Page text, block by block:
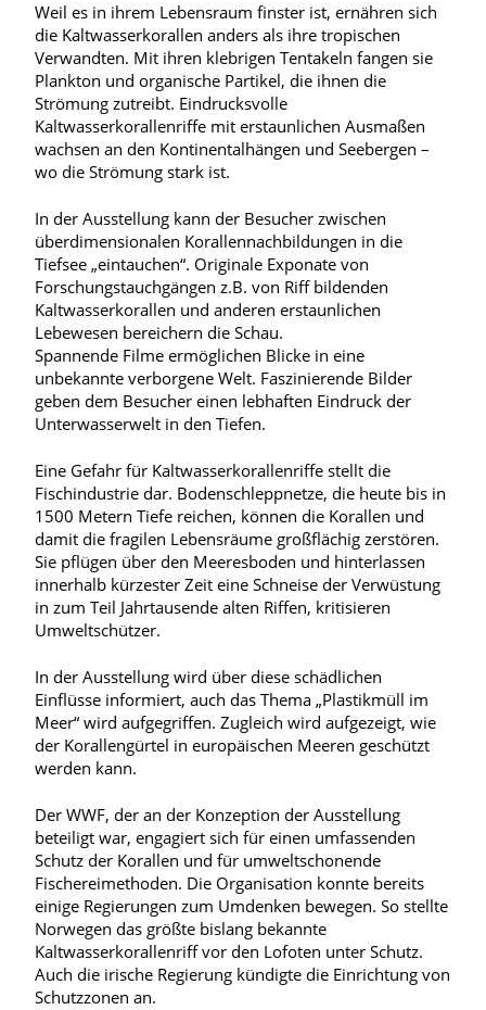
Weil es in ihrem Lebensraum finster ist, ernähren sich
die Kaltwasserkorallen anders als ihre tropischen
Verwandten. Mit ihren klebrigen Tentakeln fangen sie
Plankton und organische Partikel, die ihnen die
Strömung zutreibt. Eindrucksvolle
Kaltwasserkorallenriffe mit erstaunlichen Ausmaßen
wachsen an den Kontinentalhängen und Seebergen –
wo die Strömung stark ist.
In der Ausstellung kann der Besucher zwischen
überdimensionalen Korallennachbildungen in die
Tiefsee „eintauchen“. Originale Exponate von
Forschungstauchgängen z.B. von Riff bildenden
Kaltwasserkorallen und anderen erstaunlichen
Lebewesen bereichern die Schau.
Spannende Filme ermöglichen Blicke in eine
unbekannte verborgene Welt. Faszinierende Bilder
geben dem Besucher einen lebhaften Eindruck der
Unterwasserwelt in den Tiefen.
Eine Gefahr für Kaltwasserkorallenriffe stellt die
Fischindustrie dar. Bodenschleppnetze, die heute bis in
1500 Metern Tiefe reichen, können die Korallen und
damit die fragilen Lebensräume großflächig zerstören.
Sie pflügen über den Meeresboden und hinterlassen
innerhalb kürzester Zeit eine Schneise der Verwüstung
in zum Teil Jahrtausende alten Riffen, kritisieren
Umweltschützer.
In der Ausstellung wird über diese schädlichen
Einflüsse informiert, auch das Thema „Plastikmüll im
Meer“ wird aufgegriffen. Zugleich wird aufgezeigt, wie
der Korallengürtel in europäischen Meeren geschützt
werden kann.
Der WWF, der an der Konzeption der Ausstellung
beteiligt war, engagiert sich für einen umfassenden
Schutz der Korallen und für umweltschonende
Fischereimethoden. Die Organisation konnte bereits
einige Regierungen zum Umdenken bewegen. So stellte
Norwegen das größte bislang bekannte
Kaltwasserkorallenriff vor den Lofoten unter Schutz.
Auch die irische Regierung kündigte die Einrichtung von
Schutzzonen an.